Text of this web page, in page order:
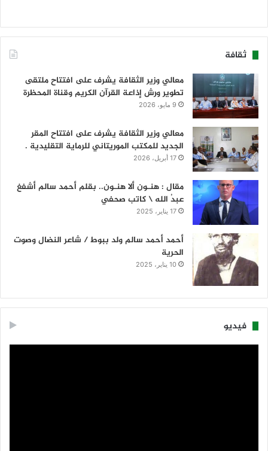
ثقافة
معالي وزير الثقافة يشرف على افتتاح ملتقى
تطوير ورش إذاعة القرآن الكريم وقناة المحظرة
9 مايو، 2026
معالي وزير الثقافة يشرف على افتتاح المقر
الجديد للمكتب الموريتاني للرماية التقليدية .
17 أبريل، 2026
مقال : هنـون ألا هنـون.. بقلم أحمد سالم أشفغ
عبدُ الله \ كاتب صحفي
17 يناير، 2025
أحمد أحمد سالم ولد ببوط / شاعر النضال وصوت
الحرية
10 يناير، 2025
فيديو